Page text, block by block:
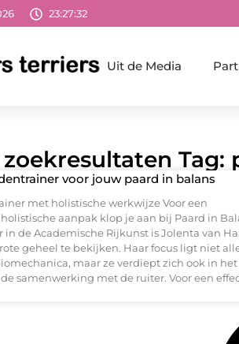
23:27:33
Uit de Media
voor jouw paard in balans
met holistische werkwijze Voor een
aanpak klop je aan bij Paard in
in de Academische Rijkunst is Jolenta van
geheel te bekijken. Haar focus ligt niet
maar ze verdiept zich ook in het
samenwerking met de ruiter. Voor een